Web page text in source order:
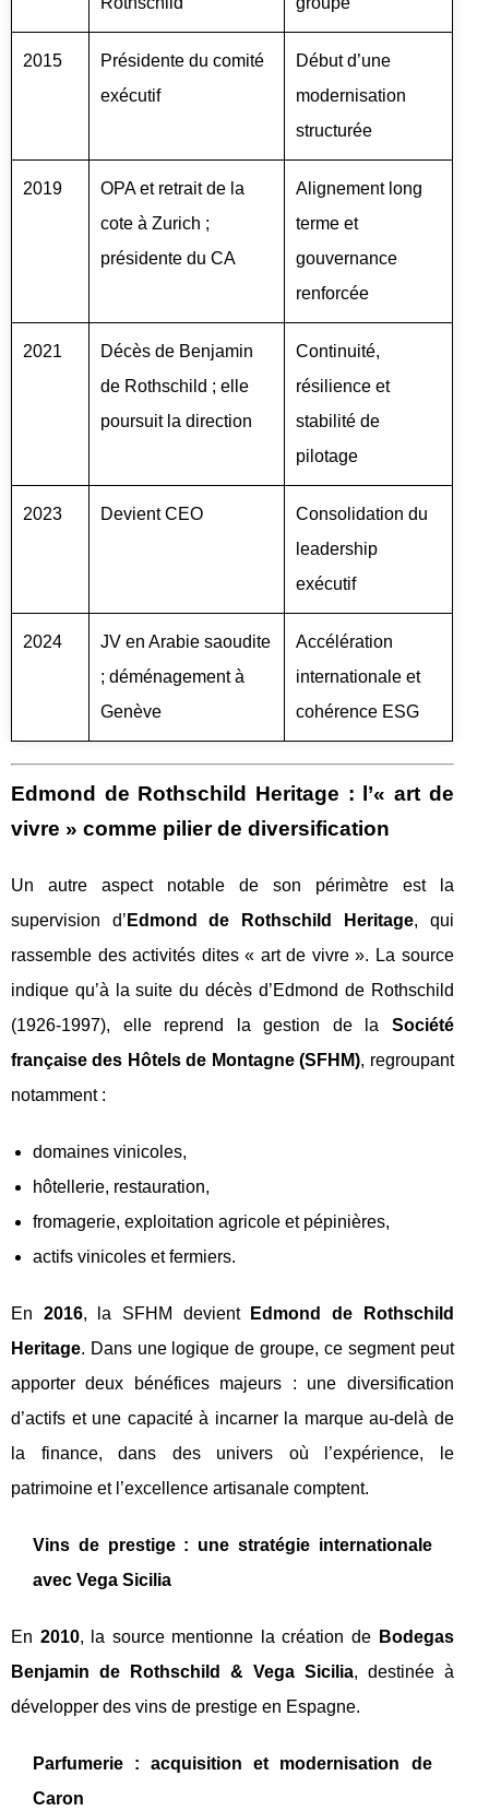
2015
Présidente du comité
exécutif
Début d’une
modernisation
structurée
2019
OPA et retrait de la
cote à Zurich ;
présidente du CA
Alignement long
terme et
gouvernance
renforcée
2021
Décès de Benjamin
de Rothschild ; elle
poursuit la direction
Continuité,
résilience et
stabilité de
pilotage
2023 Devient CEO
Consolidation du
leadership
exécutif
2024
JV en Arabie saoudite
; déménagement à
Genève
Accélération
internationale et
cohérence ESG
Edmond de Rothschild Heritage : l’« art de
vivre » comme pilier de diversification
Un autre aspect notable de son périmètre est la
supervision d’ Edmond de Rothschild Heritage, qui
rassemble des activités dites « art de vivre ». La source
indique qu’à la suite du décès d’Edmond de Rothschild
(1926-1997), elle reprend la gestion de la Société
française des Hôtels de Montagne (SFHM), regroupant
notamment :
domaines vinicoles,
hôtellerie, restauration,
fromagerie, exploitation agricole et pépinières,
actifs vinicoles et fermiers.
En 2016, la SFHM devient
Edmond de Rothschild
Heritage. Dans une logique de groupe, ce segment peut
apporter deux bénéfices majeurs : une diversification
d’actifs et une capacité à incarner la marque au-delà de
la finance, dans des univers où l’expérience, le
patrimoine et l’excellence artisanale comptent.
Vins de prestige : une stratégie internationale
avec Vega Sicilia
En 2010, la source mentionne la création de Bodegas
Benjamin de Rothschild & Vega Sicilia, destinée à
développer des vins de prestige en Espagne.
Parfumerie : acquisition et modernisation de
Caron